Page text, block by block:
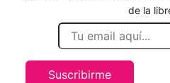
de la
Suscribirme